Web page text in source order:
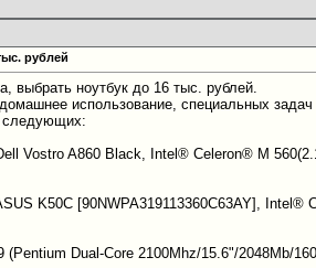
рублей
выбрать ноутбук до 16 тыс. рублей.
использование, специальных задач
следующих:
Vostro A860 Black, Intel® Celeron® M
K50C [90NWPA319113360C63AY],
(Pentium Dual-Core 2100Mhz/15.6"/2048Mb/